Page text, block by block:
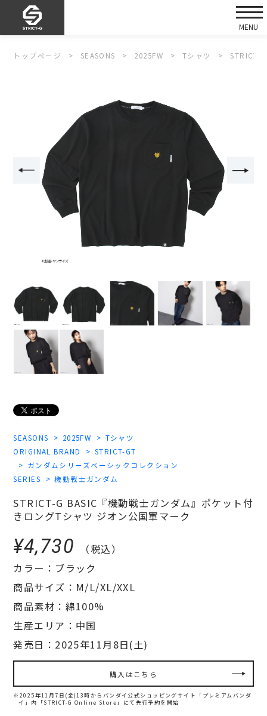
トップページ SEASONS 2025FW Tシャツ STRICT-
SEASONS 2025FW
Tシャツ
ORIGINAL BRAND
STRICT-GT
ガンダムシリーズベーシックコレクション
SERIES
機動戦士ガンダム
STRICT-G BASIC『機動戦士ガンダム』ポケット付
きロングTシャツ ジオン公国軍マーク
¥4,730
（税込）
カラー：ブラック
商品サイズ：M/L/XL/XXL
商品素材：綿100%
生産エリア：中国
発売日：2025年11月8日(土)
購入はこちら
※2025年11月7日(金)13時からバンダイ公式ショッピングサイト「プレミアムバンダ
イ」内
「STRICT-G Online Store」にて先行予約を開始